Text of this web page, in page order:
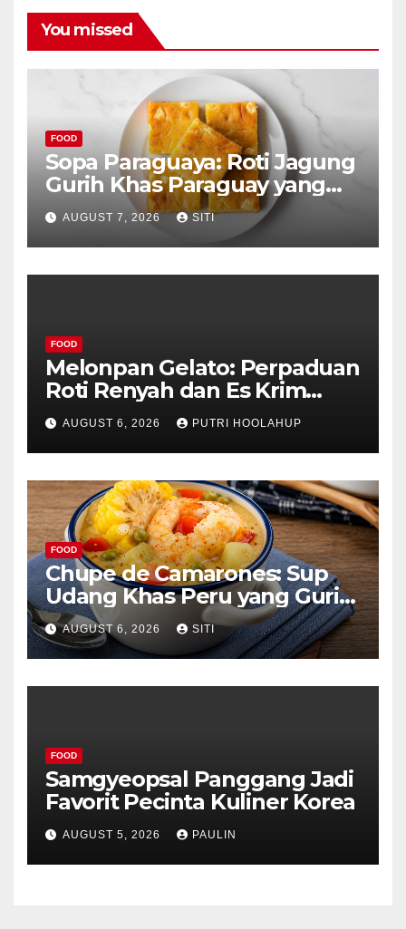
You missed
FOOD
Sopa Paraguaya: Roti Jagung
Gurih Khas Paraguay yang
Unik
AUGUST 7, 2026 SITI
FOOD
Melonpan Gelato: Perpaduan
Roti Renyah dan Es Krim
Lembut yang Menggoda
AUGUST 6, 2026 PUTRI HOOLAHUP
FOOD
Chupe de Camarones: Sup
Udang Khas Peru yang Gurih
Lezat
AUGUST 6, 2026 SITI
FOOD
Samgyeopsal Panggang Jadi
Favorit Pecinta Kuliner Korea
AUGUST 5, 2026 PAULIN